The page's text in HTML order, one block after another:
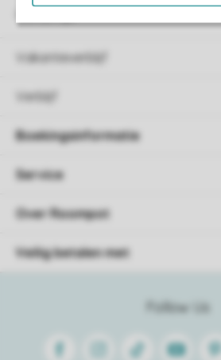
Vakantieverblijf
Verblijf
Follow Us
FacebookInstagram
Tiktok Youtube
Boekingsinformatie
Service
Over Roompot
Veilig betalen met